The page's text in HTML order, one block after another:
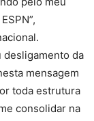
desligamento da
mensagem
toda estrutura
consolidar na